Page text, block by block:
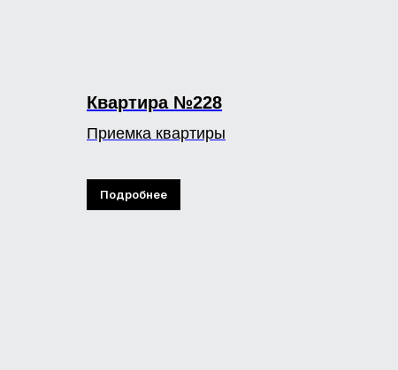
Квартира №228
Приемка квартиры
Подробнее